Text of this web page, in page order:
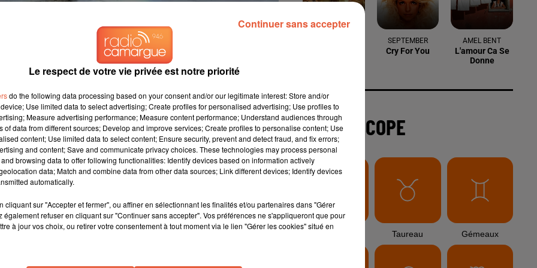
le chiffrage des experts mandatés par la Matmut
" La voix d'Hélène Pastor s'étrangle. Depuisla tornade qui a
famille sinistrée "n'a nulle part un chez(soi)". En location au
leur maison. En cause, un bras de fer et de nerfs avec
huit mois plus tard. Il ne pourra plus jamais en être
gravé en nous. Personnellement, je prends des calmants",
yeux. "Je ne suis pas peureux mais dès que j'entends un bruit,
reviennent", confie le mari d'Hélène Pastor.
dans laquelle ses parents se sont pris "
6 août 2026
Arles : après un taureau percuté lors
d'une abrivado à Saliers,...
CHU de Nîmes appelle à la plus...
Sauvage'On Festival : une première
édition électro attendue au cœur...
Le respect de votre vie privée est notre priorité
do the following data processing based on your consent and/or our legitimate interest: Store and/or
Use limited data to select advertising; Create profiles for personalised advertising; Use profiles to
Measure advertising performance; Measure content performance; Understand audiences through
of data from different sources; Develop and improve services; Create profiles to personalise content; Use
content; Use limited data to select content; Ensure security, prevent and detect fraud, and fix errors;
and content; Save and communicate privacy choices. These technologies may process personal
browsing data to offer following functionalities: Identify devices based on information actively
data; Match and combine data from other data sources; Link different devices; Identify devices
automatically.
cliquant sur "Accepter et fermer", ou affiner en sélectionnant les finalités et/ou partenaires dans "Gérer
également refuser en cliquant sur "Continuer sans accepter". Vos préférences ne s'appliqueront que pour
à jour vos choix, ou retirer votre consentement à tout moment via le lien "Gérer les cookies" situé en
Continuer sans accepter